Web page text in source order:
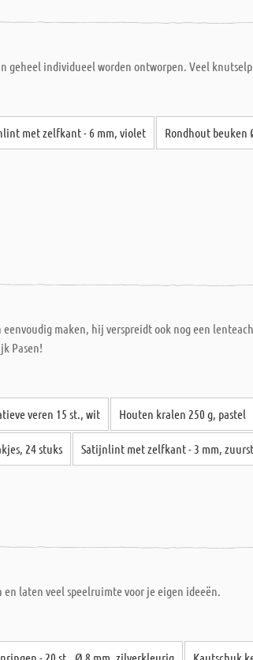
geheel individueel worden ontworpen. Veel
met zelfkant - 6 mm, violet Rondhout beuken
maken, hij verspreidt ook nog een
Pasen!
veren 15 st., wit Houten kralen 250 g, pastel
24 stuks Satijnlint met zelfkant - 3 mm,
laten veel speelruimte voor je eigen ideeën.